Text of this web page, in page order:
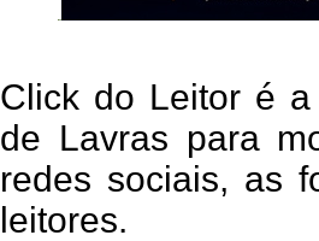
Click do Leitor é
de Lavras para
redes sociais, as
leitores.